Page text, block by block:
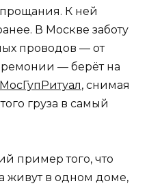
К ней
В Москве заботу
проводов — от
— берёт на
МосГупРитуал, снимая
груза в самый
пример того, что
живут в одном доме,